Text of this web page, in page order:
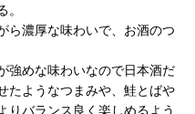
ら濃厚な味わいで、お酒のつ
強めな味わいなので日本酒だ
たようなつまみや、鮭とばや
りバランス良く楽しめるよう